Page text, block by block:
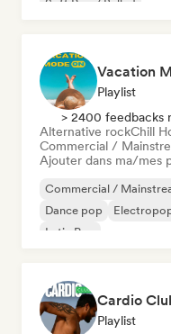
Soft Pop / Ballad
Vacation
Playlist
> 2400 feedbacks
Alternative rockChill
Commercial /
Ajouter dans ma/mes
Commercial /
Dance pop
Latin Pop
Cardio
Playlist